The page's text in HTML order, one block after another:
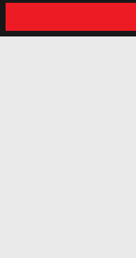
posete Beogradu